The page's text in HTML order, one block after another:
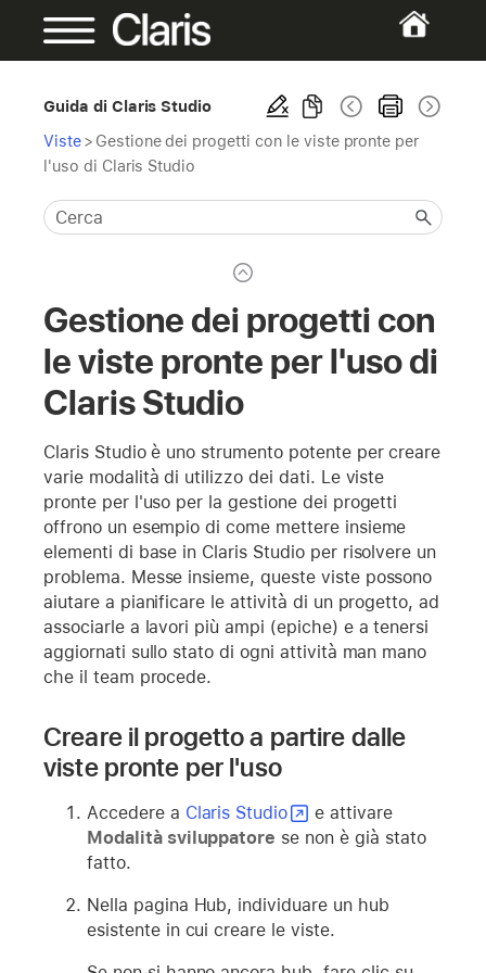
Guida di Claris Studio
Viste> Gestione dei progetti con le viste pronte per
l'uso di Claris Studio
Gestione dei progetti con
le viste pronte per l'uso di
Claris Studio
Claris Studio è uno strumento potente per creare
varie modalità di utilizzo dei dati. Le viste
pronte per l'uso per la gestione dei progetti
offrono un esempio di come mettere insieme
elementi di base in Claris Studio per risolvere un
problema. Messe insieme, queste viste possono
aiutare a pianificare le attività di un progetto, ad
associarle a lavori più ampi (epiche) e a tenersi
aggiornati sullo stato di ogni attività man mano
che il team procede.
Creare il progetto a partire dalle
viste pronte per l'uso
Accedere a Claris Studio
e attivare
Modalità sviluppatore se non è già stato
fatto.
Nella pagina Hub, individuare un hub
esistente in cui creare le viste.